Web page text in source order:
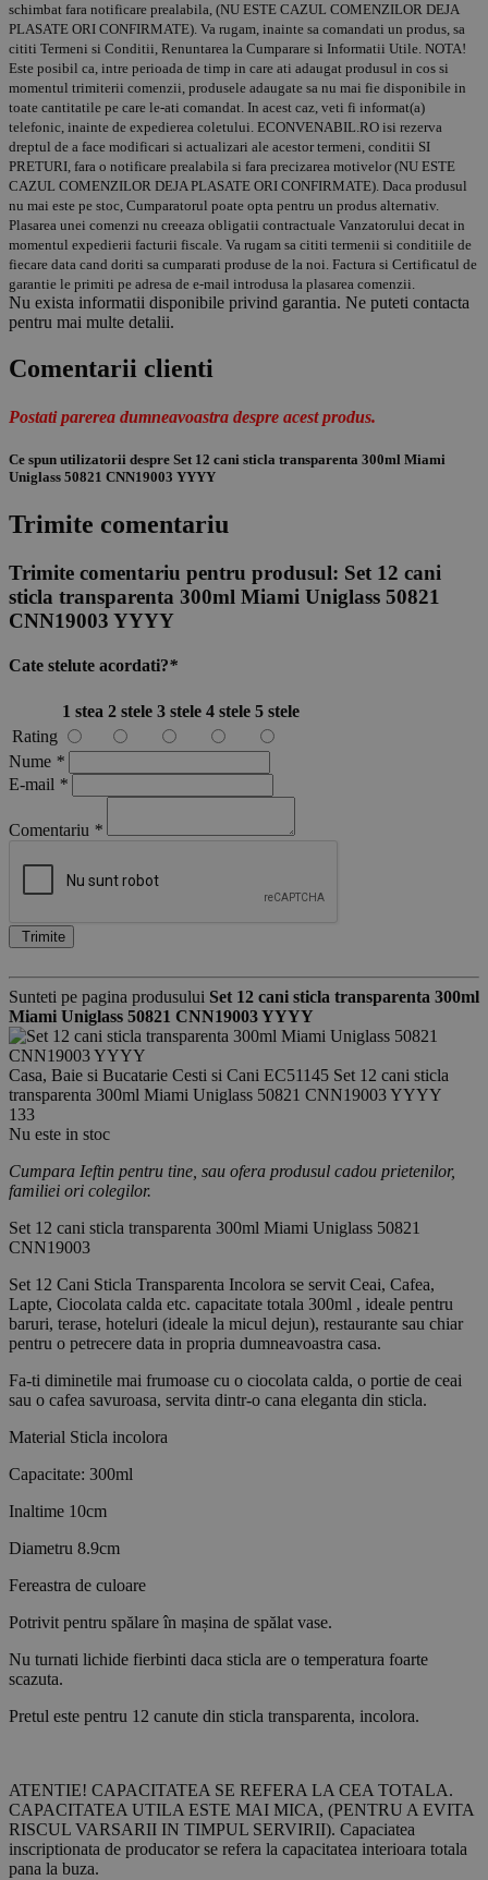
schimbat fara notificare prealabila, (NU ESTE CAZUL COMENZILOR DEJA
PLASATE ORI CONFIRMATE). Va rugam, inainte sa comandati un produs, sa
cititi Termeni si Conditii, Renuntarea la Cumparare si Informatii Utile. NOTA!
Este posibil ca, intre perioada de timp in care ati adaugat produsul in cos si
momentul trimiterii comenzii, produsele adaugate sa nu mai fie disponibile in
toate cantitatile pe care le-ati comandat. In acest caz, veti fi informat(a)
telefonic, inainte de expedierea coletului. ECONVENABIL.RO isi rezerva
dreptul de a face modificari si actualizari ale acestor termeni, conditii SI
PRETURI, fara o notificare prealabila si fara precizarea motivelor (NU ESTE
CAZUL COMENZILOR DEJA PLASATE ORI CONFIRMATE). Daca produsul
nu mai este pe stoc, Cumparatorul poate opta pentru un produs alternativ.
Plasarea unei comenzi nu creeaza obligatii contractuale Vanzatorului decat in
momentul expedierii facturii fiscale. Va rugam sa cititi termenii si conditiile de
fiecare data cand doriti sa cumparati produse de la noi. Factura si Certificatul de
garantie le primiti pe adresa de e-mail introdusa la plasarea comenzii.
Nu exista informatii disponibile privind garantia. Ne puteti contacta
pentru mai multe detalii.
Comentarii clienti
Postati parerea dumneavoastra despre acest produs.
Ce spun utilizatorii despre Set 12 cani sticla transparenta 300ml Miami
Uniglass 50821 CNN19003 YYYY
Trimite comentariu
Trimite comentariu pentru produsul: Set 12 cani
sticla transparenta 300ml Miami Uniglass 50821
CNN19003 YYYY
Cate stelute acordati?*
1 stea 2 stele 3 stele 4 stele 5 stele
Rating
Nume *
E-mail *
Comentariu *
Trimite
Sunteti pe pagina produsului Set 12 cani sticla transparenta 300ml
Miami Uniglass 50821 CNN19003 YYYY
Casa, Baie si Bucatarie Cesti si Cani EC51145 Set 12 cani sticla
transparenta 300ml Miami Uniglass 50821 CNN19003 YYYY
133
Nu este in stoc
Cumpara Ieftin pentru tine, sau ofera produsul cadou prietenilor,
familiei ori colegilor.
Set 12 cani sticla transparenta 300ml Miami Uniglass 50821
CNN19003
Set 12 Cani Sticla Transparenta Incolora se servit Ceai, Cafea,
Lapte, Ciocolata calda etc. capacitate totala 300ml , ideale pentru
baruri, terase, hoteluri (ideale la micul dejun), restaurante sau chiar
pentru o petrecere data in propria dumneavoastra casa.
Fa-ti diminetile mai frumoase cu o ciocolata calda, o portie de ceai
sau o cafea savuroasa, servita dintr-o cana eleganta din sticla.
Material Sticla incolora
Capacitate: 300ml
Inaltime 10cm
Diametru 8.9cm
Fereastra de culoare
Potrivit pentru spălare în mașina de spălat vase.
Nu turnati lichide fierbinti daca sticla are o temperatura foarte
scazuta.
Pretul este pentru 12 canute din sticla transparenta, incolora.
ATENTIE! CAPACITATEA SE REFERA LA CEA TOTALA.
CAPACITATEA UTILA ESTE MAI MICA, (PENTRU A EVITA
RISCUL VARSARII IN TIMPUL SERVIRII). Capaciatea
inscriptionata de producator se refera la capacitatea interioara totala
pana la buza.